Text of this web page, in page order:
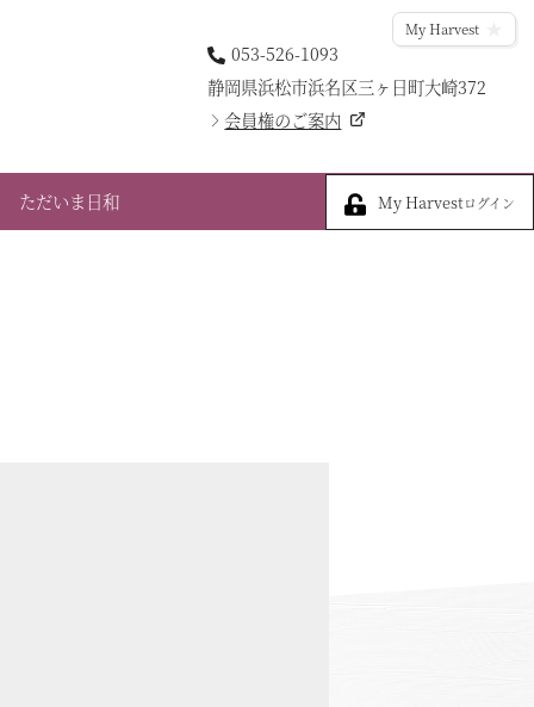
053-526-1093
静岡県浜松市浜名区三ヶ日町大崎372
会員権のご案内
My Harvest
ただいま日和 My Harvestログイン